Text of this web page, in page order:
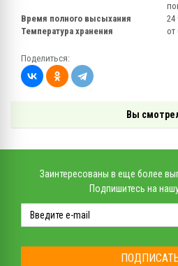
Время полного высыхания
24
Температура хранения
от
Поделиться:
Вы
Заинтересованы в еще более
Подпишитесь на